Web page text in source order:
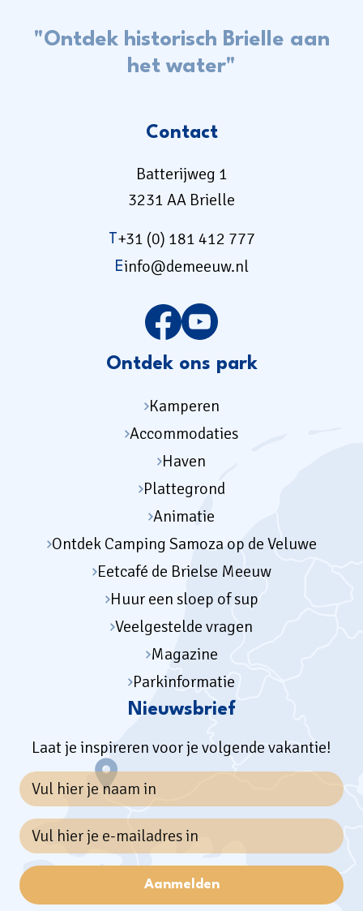
"Ontdek historisch Brielle aan
het water"
Contact
Batterijweg 1
3231 AA Brielle
+31 (0) 181 412 777
Einfo@demeeuw.nl
Ontdek ons park
Kamperen
Accommodaties
Haven
Plattegrond
Animatie
Ontdek Camping Samoza op de Veluwe
Eetcafé de Brielse Meeuw
Huur een sloep of sup
Veelgestelde vragen
Magazine
Parkinformatie
Nieuwsbrief
Laat je inspireren voor je volgende vakantie!
Aanmelden